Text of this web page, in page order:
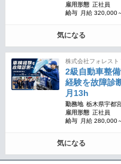
雇用形態 正社員
給与
月給 320,000
気になる
株式会社フォレス
2級自動車整
経験を故障診
月13h
勤務地 栃木県宇都
雇用形態 正社員
給与
月給 280,000
気になる